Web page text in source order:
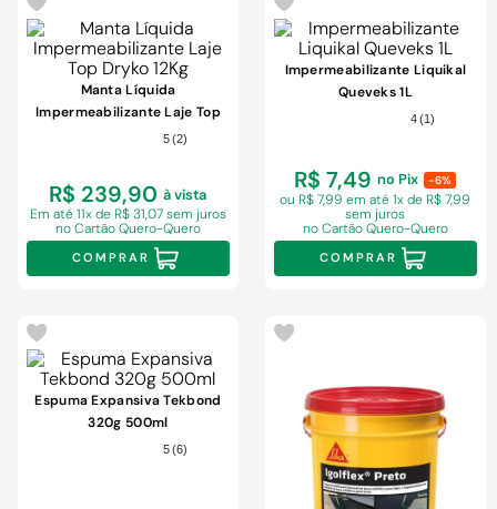
Manta Líquida
Impermeabilizante Laje Top
Dryko 12Kg5 (2)
R$ 239,90 à vista
Em até 11x de R$ 31,07 sem juros
no Cartão Quero-Quero
COMPRAR
Impermeabilizante Liquikal
Queveks 1L
4 (1)
R$ 7,49 no Pix -6%
ou R$ 7,99 ematé 1x de R$ 7,99
sem juros
no Cartão Quero-Quero
COMPRAR
Espuma Expansiva Tekbond
320g 500ml
5 (6)